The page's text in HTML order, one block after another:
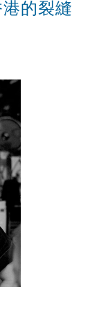
的裂縫